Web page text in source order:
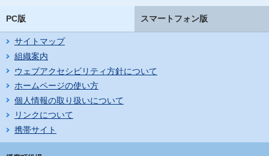
PC版 スマートフォン版
サイトマップ
組織案内
ウェブアクセシビリティ方針について
ホームページの使い方
個人情報の取り扱いについて
リンクについて
携帯サイト